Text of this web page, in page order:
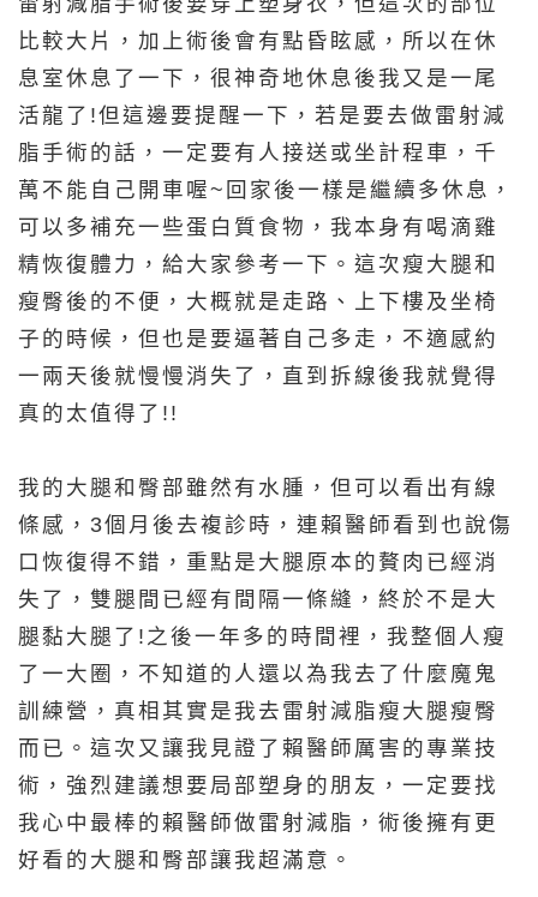
比較大片，加上術後會有點昏眩感，所以在休
息室休息了一下，很神奇地休息後我又是一尾
活龍了!但這邊要提醒一下，若是要去做雷射減
脂手術的話，一定要有人接送或坐計程車，千
萬不能自己開車喔~回家後一樣是繼續多休息，
可以多補充一些蛋白質食物，我本身有喝滴雞
精恢復體力，給大家參考一下。這次瘦大腿和
瘦臀後的不便，大概就是走路、上下樓及坐椅
子的時候，但也是要逼著自己多走，不適感約
一兩天後就慢慢消失了，直到拆線後我就覺得
真的太值得了!!
我的大腿和臀部雖然有水腫，但可以看出有線
條感，3個月後去複診時，連賴醫師看到也說傷
口恢復得不錯，重點是大腿原本的贅肉已經消
失了，雙腿間已經有間隔一條縫，終於不是大
腿黏大腿了!之後一年多的時間裡，我整個人瘦
了一大圈，不知道的人還以為我去了什麼魔鬼
訓練營，真相其實是我去雷射減脂瘦大腿瘦臀
而已。這次又讓我見證了賴醫師厲害的專業技
術，強烈建議想要局部塑身的朋友，一定要找
我心中最棒的賴醫師做雷射減脂，術後擁有更
好看的大腿和臀部讓我超滿意。